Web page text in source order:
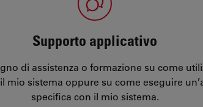
Supporto applicativo
di assistenza o formazione su come
mio sistema oppure su come eseguire
specifica con il mio sistema.